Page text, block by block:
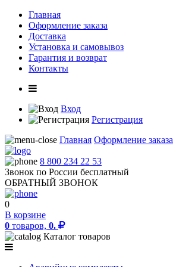
Главная
Оформление заказа
Доставка
Установка и самовывоз
Гарантия и возврат
Контакты
Вход
Регистрация
Главная Оформление заказа
8 800 234 22 53
Звонок по России бесплатный
ОБРАТНЫЙ ЗВОНОК
0
В корзине
0 товаров, 0.
Каталог товаров